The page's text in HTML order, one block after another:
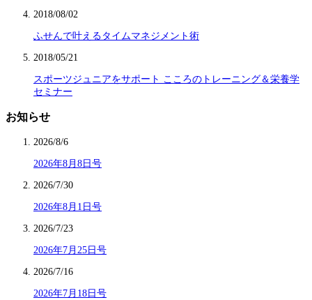
2018/08/02
ふせんで叶えるタイムマネジメント術
2018/05/21
スポーツジュニアをサポート こころのトレーニング＆栄養学
セミナー
お知らせ
2026/8/6
2026年8月8日号
2026/7/30
2026年8月1日号
2026/7/23
2026年7月25日号
2026/7/16
2026年7月18日号